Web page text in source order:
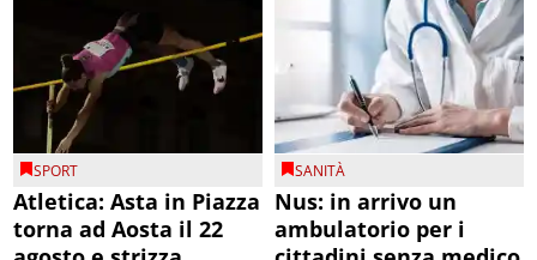
SPORT
Atletica: Asta in Piazza
torna ad Aosta il 22
SANITÀ
Nus: in arrivo un
ambulatorio per i